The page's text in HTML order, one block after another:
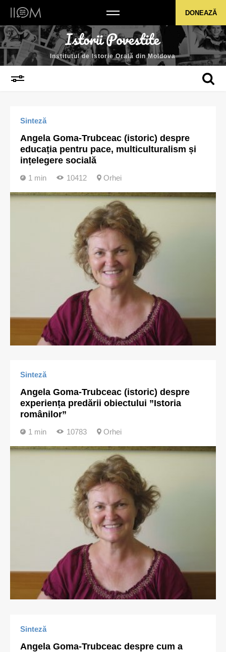
Institutul de Istorie Orală din MoldovaDONEAZĂ
Institutul de Istorie Orală din Moldova
Sinteză
Angela Goma-Trubceac (istoric) despre
educația pentru pace, multiculturalism și
ințelegere socială
1 min 10412 Orhei
Sinteză
Angela Goma-Trubceac (istoric) despre
experiența predării obiectului ”Istoria
românilor”
1 min 10783 Orhei
Sinteză
Angela Goma-Trubceac despre cum a